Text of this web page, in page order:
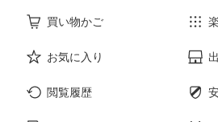
本・雑誌・コミック
買い物かご
お気に入り
閲覧履歴